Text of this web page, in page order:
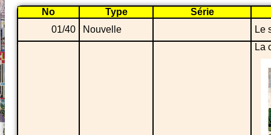
No Type
Série
01/40
Nouvelle Le
La